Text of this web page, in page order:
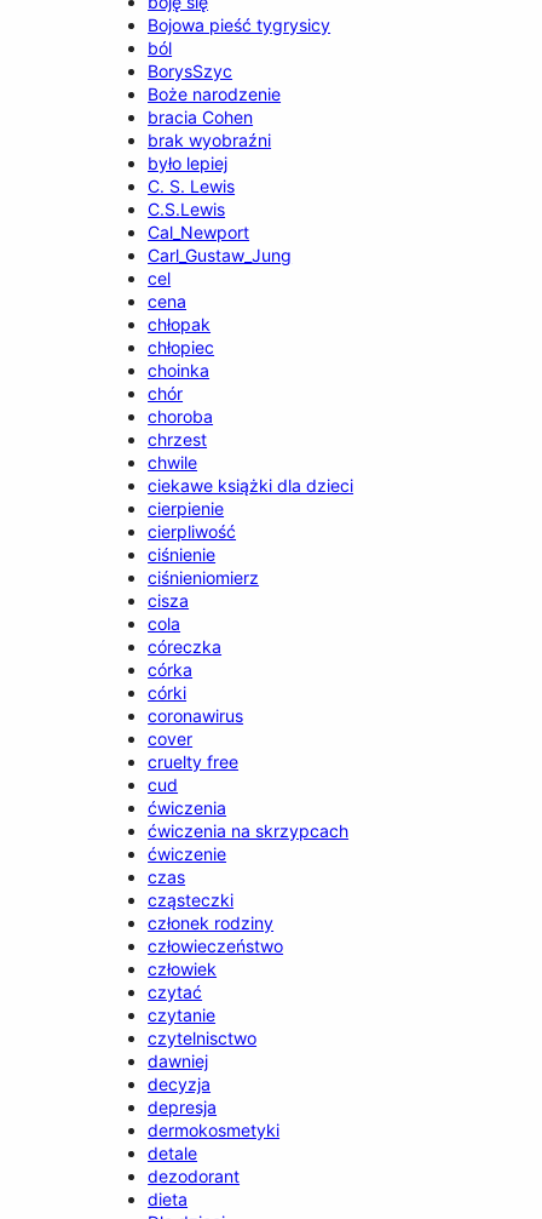
Bojowa pieść tygrysicy
ból
BorysSzyc
Boże narodzenie
bracia Cohen
brak wyobraźni
było lepiej
C. S. Lewis
C.S.Lewis
Cal_Newport
Carl_Gustaw_Jung
cel
cena
chłopak
chłopiec
choinka
chór
choroba
chrzest
chwile
ciekawe książki dla dzieci
cierpienie
cierpliwość
ciśnienie
ciśnieniomierz
cisza
cola
córeczka
córka
córki
coronawirus
cover
cruelty free
cud
ćwiczenia
ćwiczenia na skrzypcach
ćwiczenie
czas
cząsteczki
członek rodziny
człowieczeństwo
człowiek
czytać
czytanie
czytelnisctwo
dawniej
decyzja
depresja
dermokosmetyki
detale
dezodorant
dieta